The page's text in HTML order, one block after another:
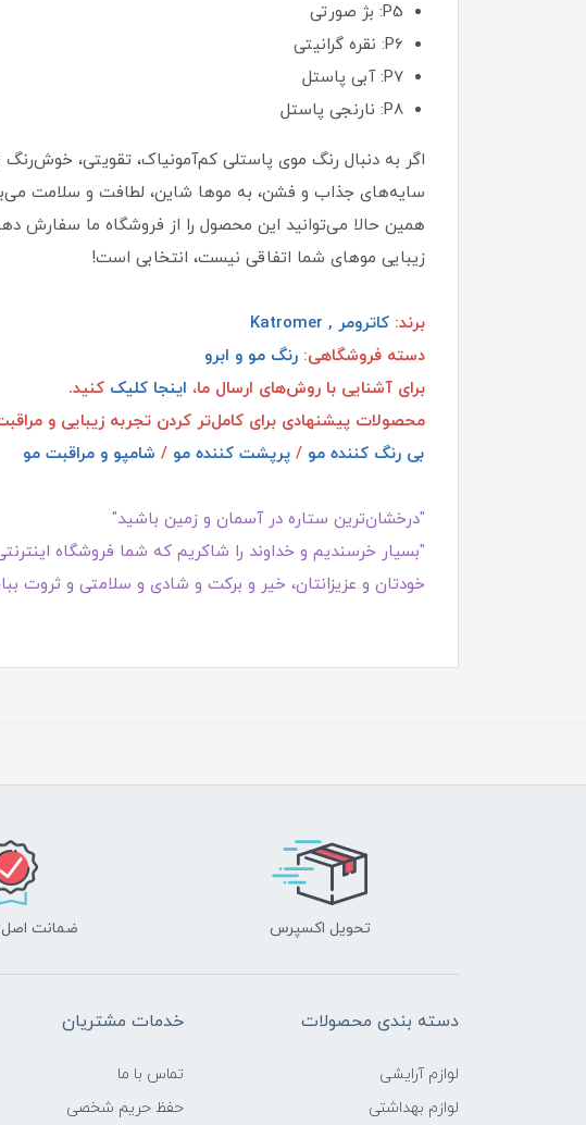
P5: بژ صورتی
P6: نقره گرانیتی
P7: آبی پاستل
P8: نارنجی پاستل
اگر به دنبال رنگ موی پاستلی کم‌آمونیاک، تقویتی، خوش‌رنگ
سایه‌های جذاب و فشن، به موها شاین، لطافت و سلامت
همین حالا می‌توانید این محصول را از فروشگاه ما سفارش
زیبایی موهای شما اتفاقی نیست، انتخابی است!
برند: کاترومر , Katromer
دسته فروشگاهی: رنگ مو و ابرو
برای آشنایی با روش‌های ارسال ما، اینجا کلیک کنید.
محصولات پیشنهادی برای کامل‌تر کردن تجربه زیبایی و
بی رنگ کننده مو / پرپشت کننده مو / شامپو و مراقبت مو
"درخشان‌ترین ستاره در آسمان و زمین باشید"
"بسیار خرسندیم و خداوند را شاکریم که شما فروشگاه
خودتان و عزیزانتان، خیر و برکت و شادی و سلامتی و ثروت
تحویل اکسپرس ضمانت
دسته بندی محصولات
لوازم آرایشی
لوازم بهداشتی
خدمات مشتریان
تماس با ما
حفظ حریم شخصی